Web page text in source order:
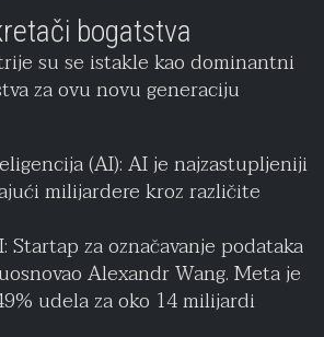
bogatstva
su se istakle kao dominantni
za ovu novu generaciju
(AI): AI je najzastupljeniji
milijardere kroz različite
Startap za označavanje podataka
Alexandr Wang. Meta je
udela za oko 14 milijardi